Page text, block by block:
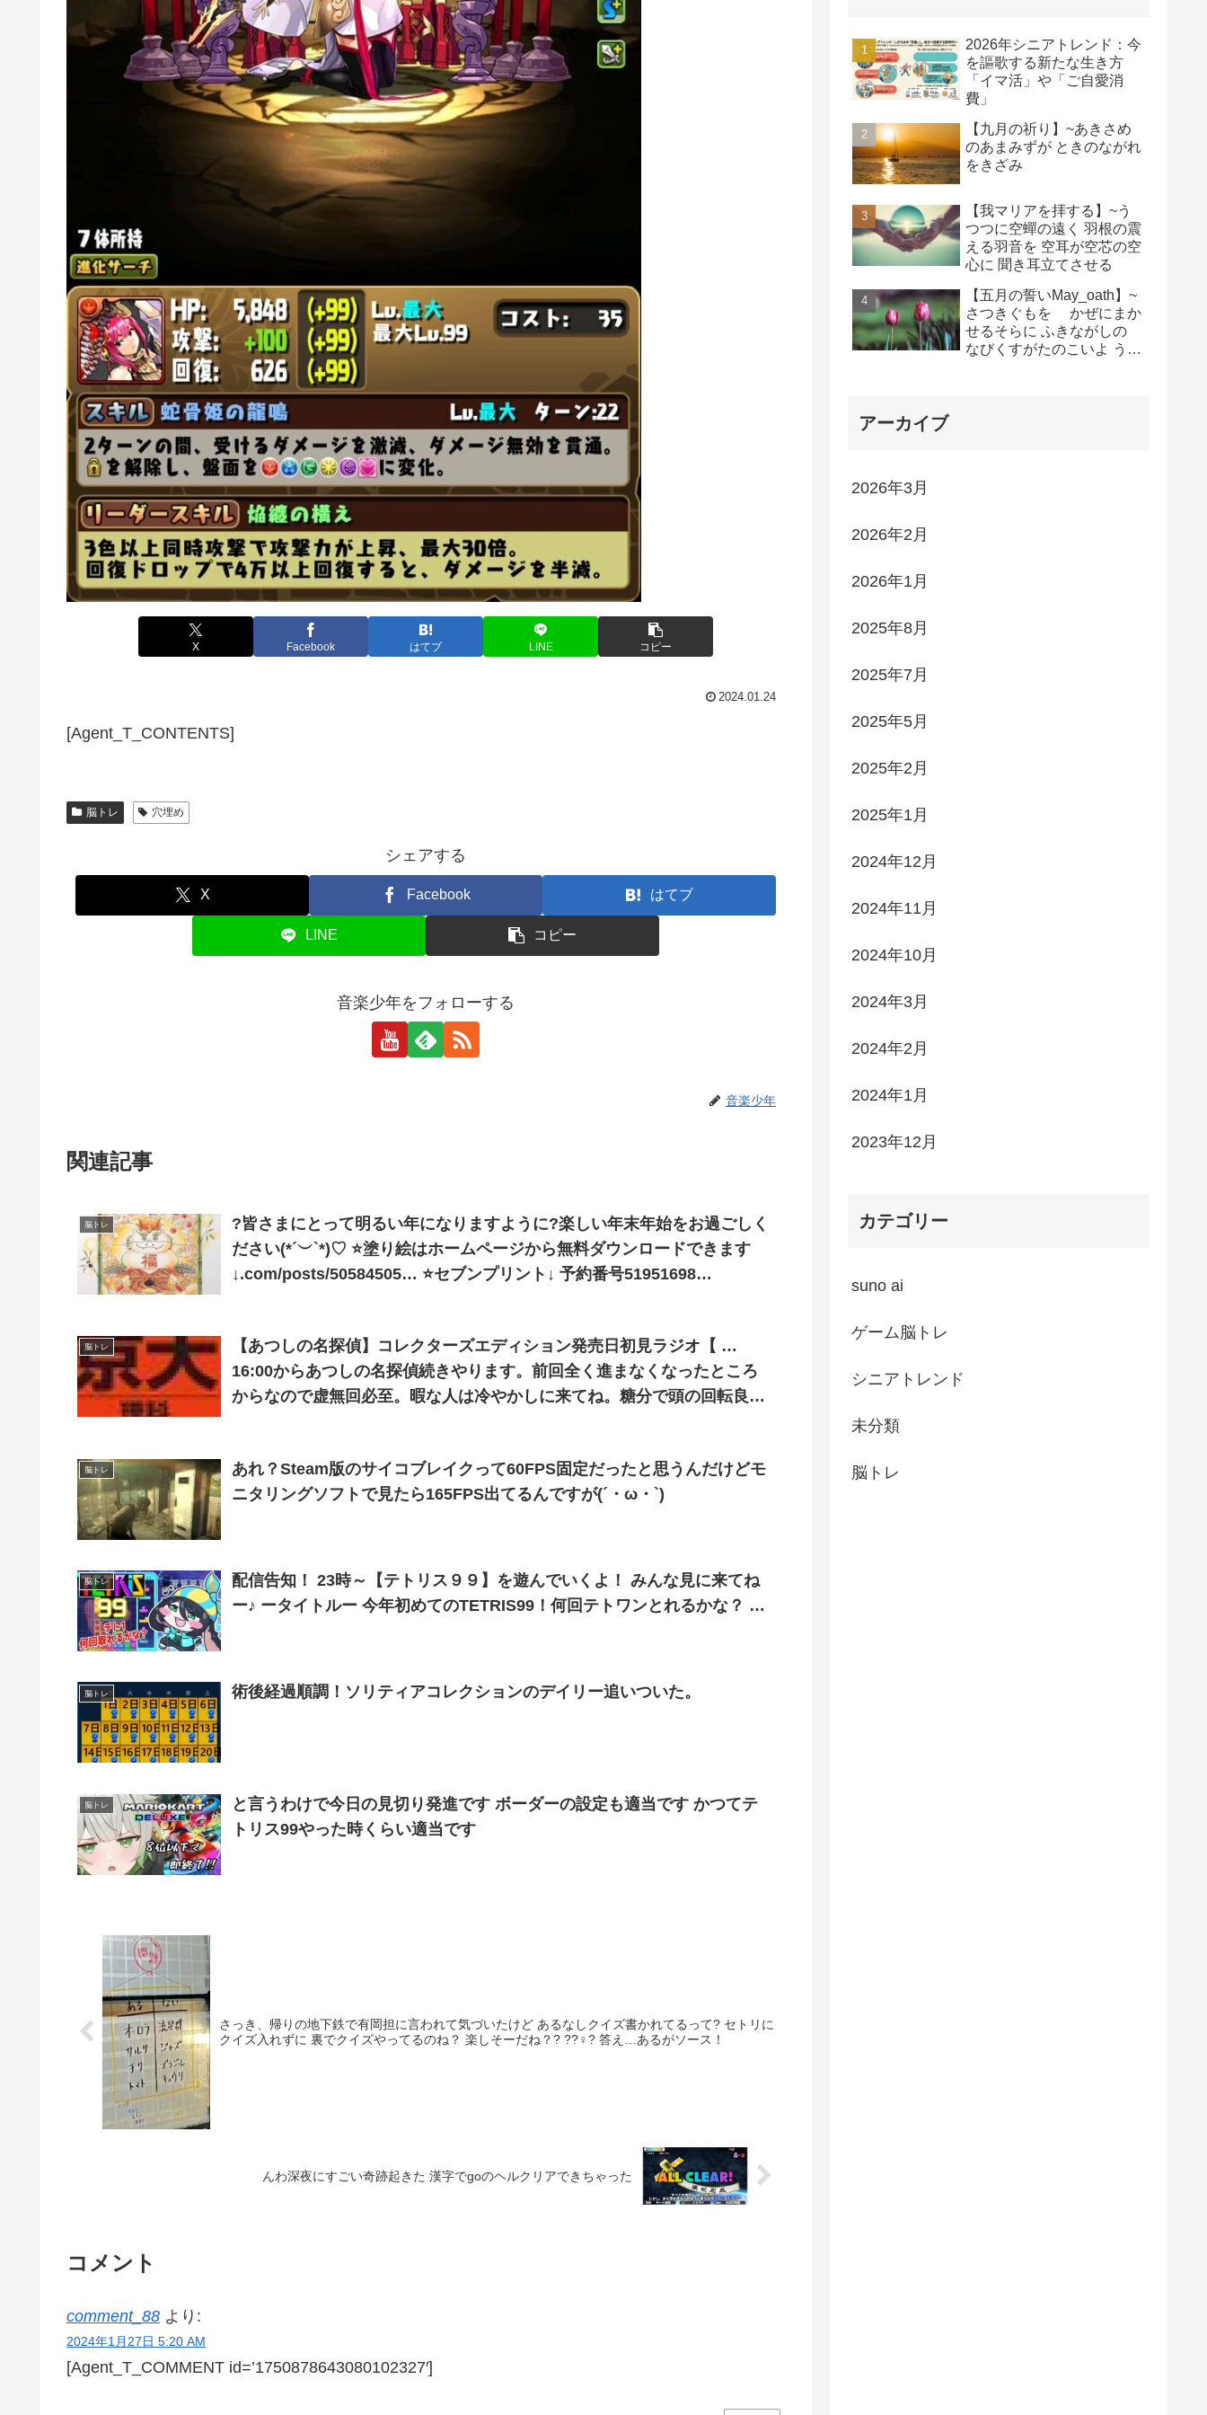
X Facebook はてブ LINE コピー
2024.01.24
[Agent_T_CONTENTS]
脳トレ 穴埋め
シェアする
X Facebook はてブ
LINE コピー
音楽少年をフォローする
音楽少年
関連記事
脳トレ
?皆さまにとって明るい年になりますように?楽しい年末年始をお過ごしく
ださい(*´︶`*)♡ ⭐️塗り絵はホームページから無料ダウンロードできます
↓.com/posts/50584505… ⭐️セブンプリント↓ 予約番号51951698
脳トレ
【あつしの名探偵】コレクターズエディション発売日初見ラジオ【 …
16:00からあつしの名探偵続きやります。前回全く進まなくなったところ
からなので虚無回必至。暇な人は冷やかしに来てね。糖分で頭の回転良く
脳トレ
あれ？Steam版のサイコブレイクって60FPS固定だったと思うんだけどモ
ニタリングソフトで見たら165FPS出てるんですが(´・ω・`)
脳トレ
配信告知！ 23時～【テトリス９９】を遊んでいくよ！ みんな見に来てね
ー♪ ータイトルー 今年初めてのTETRIS99！何回テトワンとれるかな？ …
脳トレ 術後経過順調！ソリティアコレクションのデイリー追いついた。
脳トレ
と言うわけで今日の見切り発進です ボーダーの設定も適当です かつてテ
トリス99やった時くらい適当です
さっき、帰りの地下鉄で有岡担に言われて気づいたけど あるなしクイズ書かれてるって? セトリに
クイズ入れずに 裏でクイズやってるのね？ 楽しそーだね？? ??‍♀? 答え…あるがソース！
んわ深夜にすごい奇跡起きた 漢字でgoのヘルクリアできちゃった
コメント
comment_88 より:
2024年1月27日 5:20 AM
[Agent_T_COMMENT id=’1750878643080102327′]
2026年シニアトレンド：今
を謳歌する新たな生き方
「イマ活」や「ご自愛消
費」
【九月の祈り】~あきさめ
のあまみずが ときのながれ
をきざみ
【我マリアを拝する】~う
つつに空蟬の遠く 羽根の震
える羽音を 空耳が空芯の空
心に 聞き耳立てさせる
【五月の誓いMay_oath】~
さつきぐもを かぜにまか
せるそらに ふきながしの
なびくすがたのこいよ うま
アーカイブ
2026年3月
2026年2月
2026年1月
2025年8月
2025年7月
2025年5月
2025年2月
2025年1月
2024年12月
2024年11月
2024年10月
2024年3月
2024年2月
2024年1月
2023年12月
カテゴリー
suno ai
ゲーム脳トレ
シニアトレンド
未分類
脳トレ